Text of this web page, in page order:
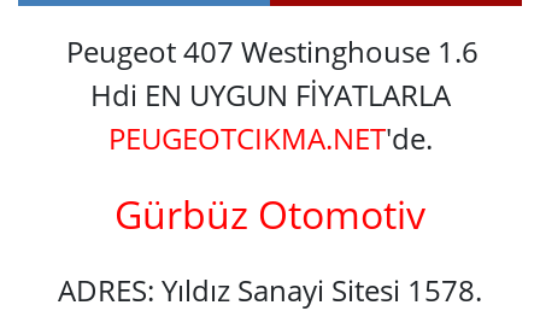
Peugeot 407 Westinghouse 1.6
Hdi EN UYGUN FİYATLARLA
PEUGEOTCIKMA.NET'de.
Gürbüz Otomotiv
ADRES: Yıldız Sanayi Sitesi 1578.